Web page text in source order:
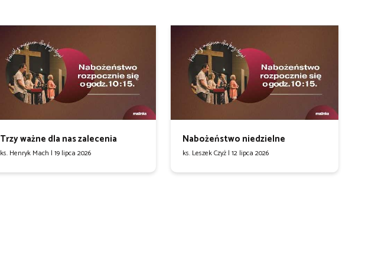
Trzy ważne dla nas zalecenia
ks. Henryk Mach | 19 lipca 2026
Nabożeństwo niedzielne
ks. Leszek Czyż | 12 lipca 2026